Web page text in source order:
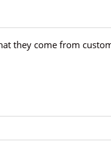
they come from